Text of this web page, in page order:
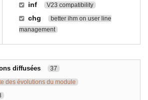
inf V23 compatibility
chg
better ihm on user line
management
diffusées 37
des évolutions du module